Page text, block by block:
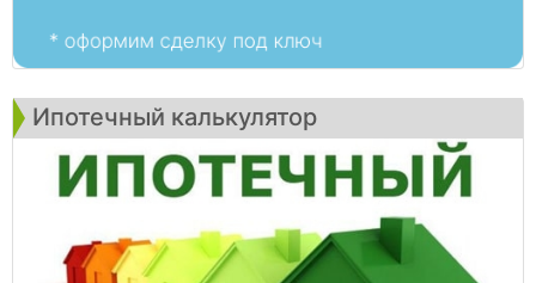
Ипотечный калькулятор